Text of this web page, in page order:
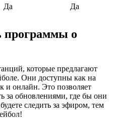
Да Да
программы о
которые предлагают
Они доступны как на
и онлайн. Это позволяет
за обновлениями, где бы они
следить за эфиром, тем